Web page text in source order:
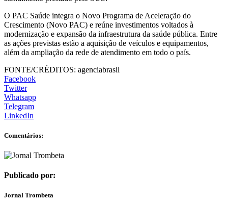
O PAC Saúde integra o Novo Programa de Aceleração do
Crescimento (Novo PAC) e reúne investimentos voltados à
modernização e expansão da infraestrutura da saúde pública. Entre
as ações previstas estão a aquisição de veículos e equipamentos,
além da ampliação da rede de atendimento em todo o país.
FONTE/CRÉDITOS: agenciabrasil
Facebook
Twitter
Whatsapp
Telegram
LinkedIn
Comentários:
Publicado por:
Jornal Trombeta